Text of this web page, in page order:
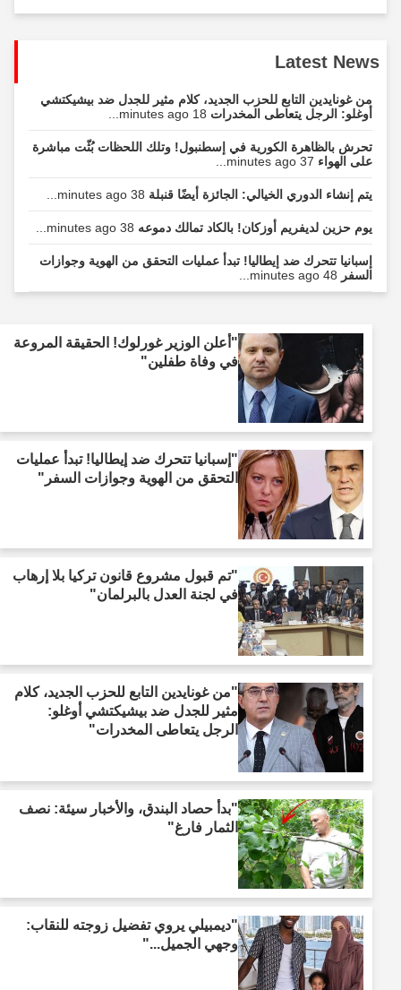
Latest News
من غونايدين التابع للحزب الجديد، كلام مثير للجدل ضد بيشيكتشي
أوغلو: الرجل يتعاطى المخدرات18 minutes ago...
تحرش بالظاهرة الكورية في إسطنبول! وتلك اللحظات بُثّت مباشرة
على الهواء 37 minutes ago...
يتم إنشاء الدوري الخيالي: الجائزة أيضًا قنبلة38 minutes ago...
يوم حزين لديفريم أوزكان! بالكاد تمالك دموعه38 minutes ago...
إسبانيا تتحرك ضد إيطاليا! تبدأ عمليات التحقق من الهوية وجوازات
السفر48 minutes ago...
"أعلن الوزير غورلوك! الحقيقة المروعة
في وفاة طفلين"
"إسبانيا تتحرك ضد إيطاليا! تبدأ عمليات
التحقق من الهوية وجوازات السفر"
"تم قبول مشروع قانون تركيا بلا إرهاب
في لجنة العدل بالبرلمان"
"من غونايدين التابع للحزب الجديد، كلام
مثير للجدل ضد بيشيكتشي أوغلو:
الرجل يتعاطى المخدرات"
"بدأ حصاد البندق، والأخبار سيئة: نصف
الثمار فارغ"
"ديمبيلي يروي تفضيل زوجته للنقاب:
وجهي الجميل..."